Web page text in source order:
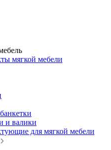
мягкой мебели
и валики
для мягкой мебели